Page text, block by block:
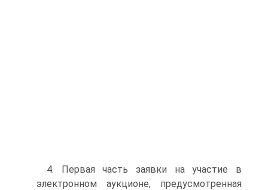
4. Первая часть заявки на участие в
электронном аукционе, предусмотренная